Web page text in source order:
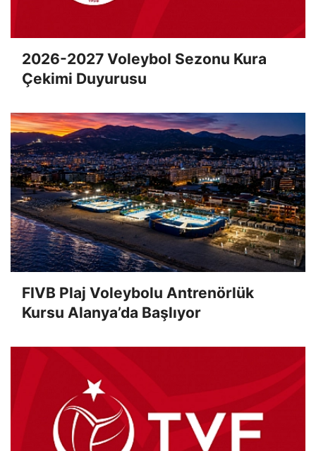
2026-2027 Voleybol Sezonu Kura
Çekimi Duyurusu
FIVB Plaj Voleybolu Antrenörlük
Kursu Alanya’da Başlıyor